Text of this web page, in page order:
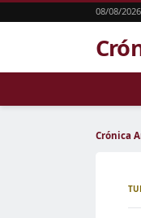
08/08/2026
Crónica